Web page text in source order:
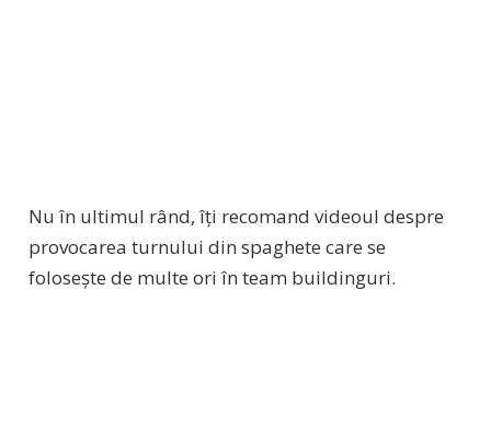
Nu în ultimul rând, îți recomand videoul despre
provocarea turnului din spaghete care se
folosește de multe ori în team buildinguri.